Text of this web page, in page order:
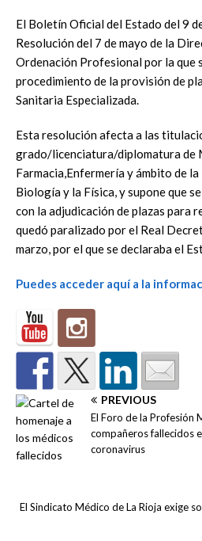
El Boletín Oficial del Estado del 9
Resolución del 7 de mayo de la
Ordenación Profesional por la que
procedimiento de la provisión de
Sanitaria Especializada.
Esta resolución afecta a las
grado/licenciatura/diplomatura de
Farmacia,Enfermería y ámbito de
Biología y la Física, y supone que
con la adjudicación de plazas para
quedó paralizado por el Real
marzo, por el que se declaraba el
Puedes acceder aquí a la
PREVIOUS
El Foro de la Profesión
compañeros fallecidos
coronavirus
El Sindicato Médico de La Rioja exige